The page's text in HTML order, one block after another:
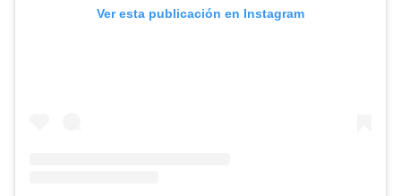
Ver esta publicación en Instagram